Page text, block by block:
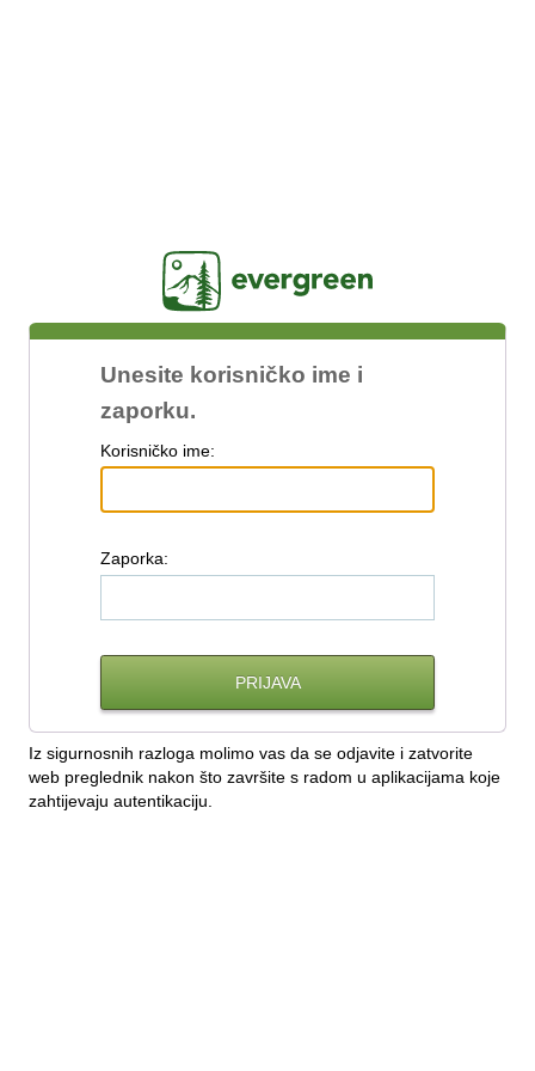
Unesite korisničko ime i
zaporku.
Korisničko ime:
Zaporka:
Iz sigurnosnih razloga molimo vas da se odjavite i zatvorite
web preglednik nakon što završite s radom u aplikacijama koje
zahtijevaju autentikaciju.